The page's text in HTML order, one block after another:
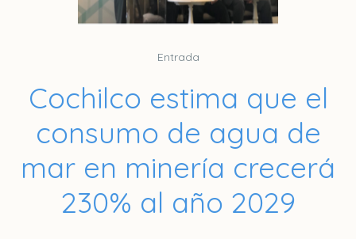
Entrada
Cochilco estima que el
consumo de agua de
mar en minería crecerá
230% al año 2029